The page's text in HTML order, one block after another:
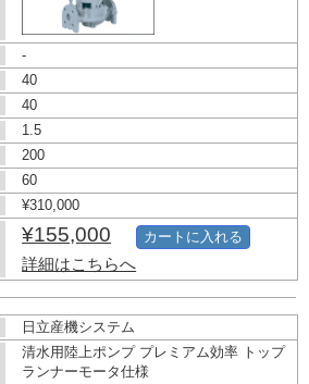
-
40
40
1.5
200
60
¥310,000
¥155,000
詳細はこちらへ
カートに入れる
日立産機システム
清水用陸上ポンプ プレミアム効率 トップ
ランナーモータ仕様